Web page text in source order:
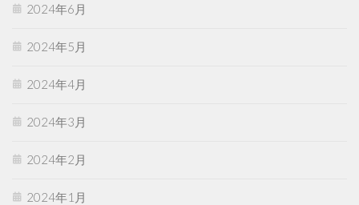
2024年6月
2024年5月
2024年4月
2024年3月
2024年2月
2024年1月